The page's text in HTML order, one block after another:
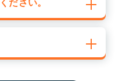
ださい。